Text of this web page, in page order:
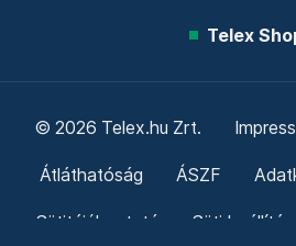
Telex
© 2026 Telex.hu Zrt.
Átláthatóság ÁSZF
Sütitájékoztató Süti